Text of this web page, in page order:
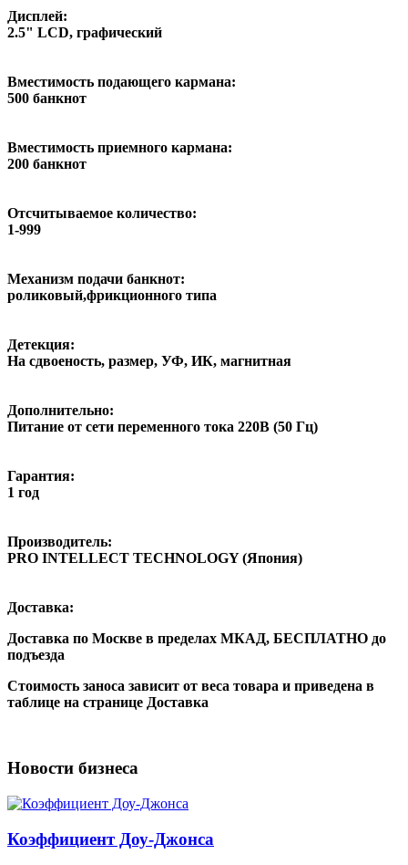
Дисплей:
2.5" LCD, графический
Вместимость подающего кармана:
500 банкнот
Вместимость приемного кармана:
200 банкнот
Отсчитываемое количество:
1-999
Механизм подачи банкнот:
роликовый,фрикционного типа
Детекция:
На сдвоеность, размер, УФ, ИК, магнитная
Дополнительно:
Питание от сети переменного тока 220В (50 Гц)
Гарантия:
1 год
Производитель:
PRO INTELLECT TECHNOLOGY (Япония)
Доставка:
Доставка по Москве в пределах МКАД, БЕСПЛАТНО до
подъезда
Стоимость заноса зависит от веса товара и приведена в
таблице на странице Доставка
Новости бизнеса
Коэффициент Доу-Джонса